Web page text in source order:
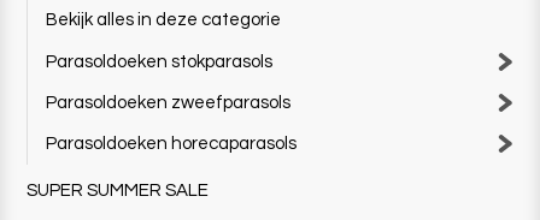
Bekijk alles in deze categorie
Parasoldoeken stokparasols
Parasoldoeken zweefparasols
Parasoldoeken horecaparasols
SUPER SUMMER SALE